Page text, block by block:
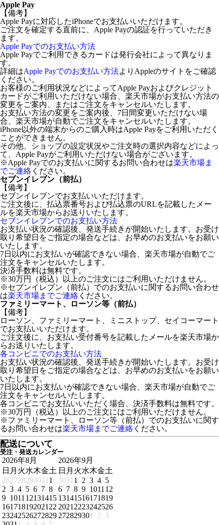
Apple Pay
【備考】
Apple Payに対応したiPhoneでお支払いいただけます。
ご注文を確定する直前に、Apple Payの認証を行っていただき
ます。
Apple Payでのお支払い方法
Apple Payでご利用できるカードは発行会社によって異なりま
す。
詳細はApple Payでのお支払い方法よりAppleのサイトをご確認
ください。
お客様のご利用状況などによってApple Payおよびクレジット
カードがご利用いただけない場合、楽天市場がお支払い方法の
変更をご案内、またはご注文をキャンセルいたします。
お支払い方法の変更をご案内後、7日間変更いただけない場
合、楽天市場が自動でご注文をキャンセルいたします。
iPhone以外の端末からのご購入時はApple Payをご利用いただく
ことができません。
その他、ショップの設定状況やご注文時の選択内容などによっ
て、Apple Payがご利用いただけない場合がございます。
※Apple Payでのお支払いに関するお問い合わせは楽天市場ま
でご連絡 ください。
セブンイレブン（前払）
【備考】
セブンイレブンでお支払いいただけます。
ご注文後に、払込票番号および払込票のURLを記載したメー
ルを楽天市場からお送りいたします。
セブンイレブンでのお支払い方法
お支払い状況の確認後、発送手続きが開始いたします。お受け
取り希望日をご指定の場合などは、お早めのお支払いをお願い
いたします。
7日以内にお支払いが確認できない場合、楽天市場が自動でご
注文をキャンセルいたします。
決済手数料は無料です。
※30万円（税込）以上のご注文にはご利用いただけません。
※セブンイレブン（前払）でのお支払いに関するお問い合わせ
は楽天市場までご連絡 ください。
ファミリーマート、ローソン等（前払）
【備考】
ローソン、ファミリーマート、ミニストップ、セイコーマート
でお支払いいただけます。
ご注文後に、お支払い受付番号を記載したメールを楽天市場か
らお送りいたします。
各コンビニでのお支払い方法
お支払い状況の確認後、発送手続きが開始いたします。お受け
取り希望日をご指定の場合などは、お早めのお支払いをお願い
いたします。
7日以内にお支払いが確認できない場合、楽天市場が自動でご
注文をキャンセルいたします。
各コンビニでお支払いいただく場合、決済手数料は無料です。
※30万円（税込）以上のご注文にはご利用いただけません。
※ファミリーマート、ローソン等（前払）でのお支払いに関す
るお問い合わせは楽天市場までご連絡 ください。
配送について
受注・発送カレンダー
2026年8月
日 月 火水木金土
262728293031 1
2 3 4 5 6 7 8
9 1011 12131415
161718192021 22
23242526272829
2026年9月
日 月 火水木金土
3031 1 2 3 4 5
6 7 8 9 1011 12
13141516171819
2021 2223242526
272829301 2 3